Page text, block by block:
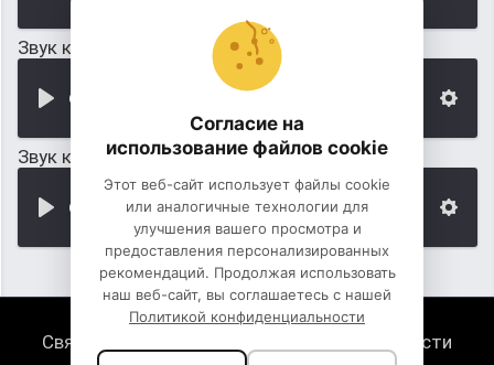
Звук как дышит динозавр
Звук как динозавр ходит (топот)
Связь с нами
Политика конфиденциальности
Согласие на
использование файлов cookie
Этот веб-сайт использует файлы cookie
или аналогичные технологии для
улучшения вашего просмотра и
предоставления персонализированных
рекомендаций. Продолжая использовать
наш веб-сайт, вы соглашаетесь с нашей
Политикой конфиденциальности